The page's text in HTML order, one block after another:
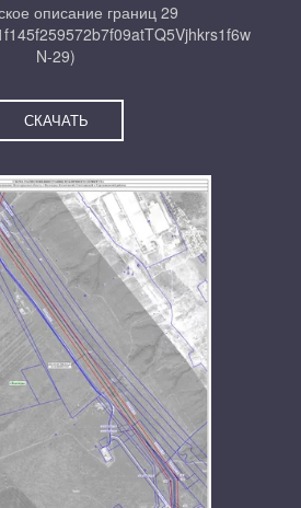
описание границ 29
N-29)
СКАЧАТЬ